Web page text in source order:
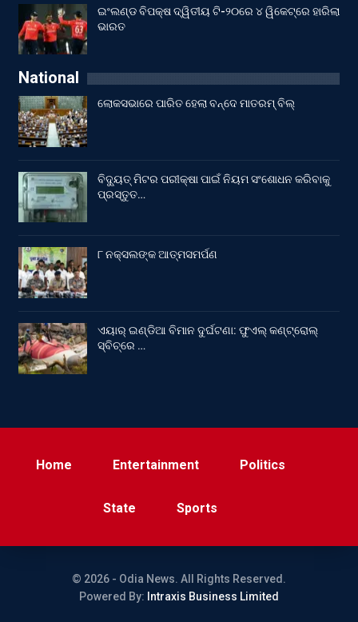
ଇଂଲଣ୍ଡ ବିପକ୍ଷ ଦ୍ୱିତୀୟ ଟି-୨୦ରେ ୪ ୱିକେଟ୍‌ରେ ହାରିଲା
ଭାରତ
National
ଲୋକସଭାରେ ପାରିତ ହେଲା ବନ୍ଦେ ମାତରମ୍‌ ବିଲ୍‌
ବିଦ୍ୟୁତ୍ ମିଟର ପରୀକ୍ଷା ପାଇଁ ନିୟମ ସଂଶୋଧନ କରିବାକୁ
ପ୍ରସ୍ତୁତ…
୮ ନକ୍ସଲଙ୍କ ଆତ୍ମସମର୍ପଣ
ଏୟାର୍ ଇଣ୍ଡିଆ ବିମାନ ଦୁର୍ଘଟଣା: ଫୁଏଲ୍‌ କଣ୍ଟ୍ରୋଲ୍‌
ସ୍ବିଚ୍‌ରେ …
Home Entertainment Politics
State Sports
© 2026 - Odia News. All Rights Reserved.
Powered By: Intraxis Business Limited